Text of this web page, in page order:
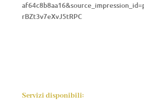
rBZt3v7eXvJ5tRPC
Servizi disponibili: